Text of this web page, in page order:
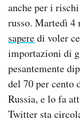
anche per i
russo. Martedì 4
saperedi voler
importazioni di
pesantemente
del 70 per cento
Russia, e lo fa
Twitter sta